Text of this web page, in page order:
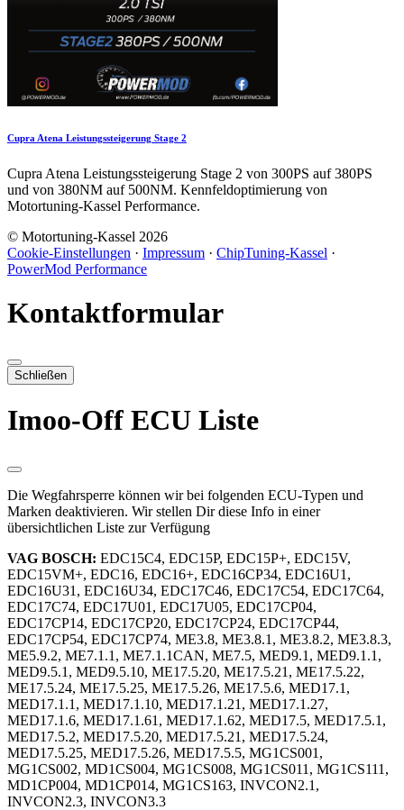
Cupra Atena Leistungssteigerung Stage 2
Cupra Atena Leistungssteigerung Stage 2 von 300PS auf 380PS
und von 380NM auf 500NM. Kennfeldoptimierung von
Motortuning-Kassel Performance.
© Motortuning-Kassel 2026
Cookie-Einstellungen · Impressum · ChipTuning-Kassel ·
PowerMod Performance
Kontaktformular
Schließen
Imoo-Off ECU Liste
Die Wegfahrsperre können wir bei folgenden ECU-Typen und
Marken deaktivieren. Wir stellen Dir diese Info in einer
übersichtlichen Liste zur Verfügung
VAG BOSCH: EDC15C4, EDC15P, EDC15P+, EDC15V,
EDC15VM+, EDC16, EDC16+, EDC16CP34, EDC16U1,
EDC16U31, EDC16U34, EDC17C46, EDC17C54, EDC17C64,
EDC17C74, EDC17U01, EDC17U05, EDC17CP04,
EDC17CP14, EDC17CP20, EDC17CP24, EDC17CP44,
EDC17CP54, EDC17CP74, ME3.8, ME3.8.1, ME3.8.2, ME3.8.3,
ME5.9.2, ME7.1.1, ME7.1.1CAN, ME7.5, MED9.1, MED9.1.1,
MED9.5.1, MED9.5.10, ME17.5.20, ME17.5.21, ME17.5.22,
ME17.5.24, ME17.5.25, ME17.5.26, ME17.5.6, MED17.1,
MED17.1.1, MED17.1.10, MED17.1.21, MED17.1.27,
MED17.1.6, MED17.1.61, MED17.1.62, MED17.5, MED17.5.1,
MED17.5.2, MED17.5.20, MED17.5.21, MED17.5.24,
MED17.5.25, MED17.5.26, MED17.5.5, MG1CS001,
MG1CS002, MD1CS004, MG1CS008, MG1CS011, MG1CS111,
MD1CP004, MD1CP014, MG1CS163, INVCON2.1,
INVCON2.3, INVCON3.3